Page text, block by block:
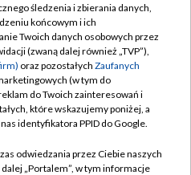
TVP
TVP
prywatności
zgody
śledzenia i zbierania danych,
końcowym i ich
Twoich danych osobowych przez
(zwaną dalej również „TVP”),
oraz pozostałych Zaufanych
(w tym do
do Twoich zainteresowań i
które wskazujemy poniżej, a
identyfikatora PPID do Google.
odwiedzania przez Ciebie naszych
„Portalem”, w tym informacje